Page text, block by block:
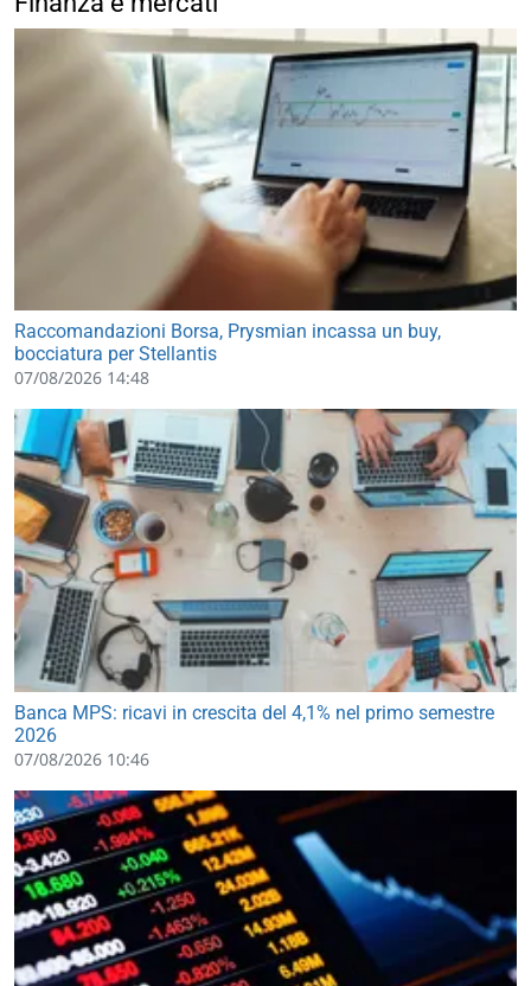
Raccomandazioni Borsa, Prysmian incassa un buy,
bocciatura per Stellantis
07/08/2026 14:48
Banca MPS: ricavi in crescita del 4,1% nel primo semestre
2026
07/08/2026 10:46